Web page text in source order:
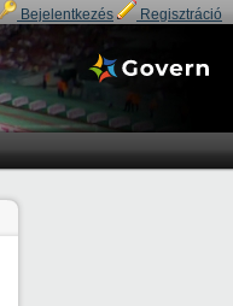
Bejelentkezés Regisztráció